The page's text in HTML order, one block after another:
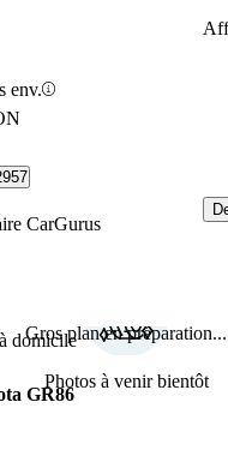
env.
CarGurus
annonce
Gros plan en préparation...
Photos à venir bientôt
domicile
GR86